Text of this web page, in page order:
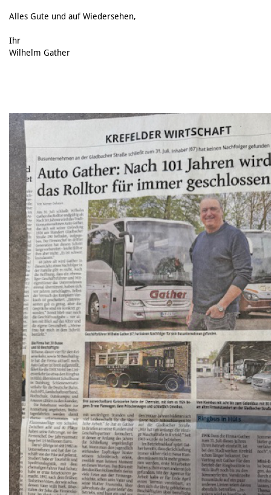
Alles Gute und auf Wiedersehen,
Ihr
Wilhelm Gather